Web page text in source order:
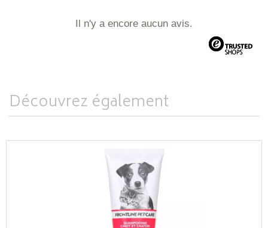
Il n'y a encore aucun avis.
Découvrez également